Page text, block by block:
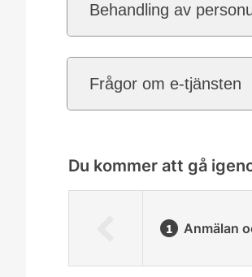
Behandling av
Frågor om e-tjänsten
Du kommer att gå
Anmälan